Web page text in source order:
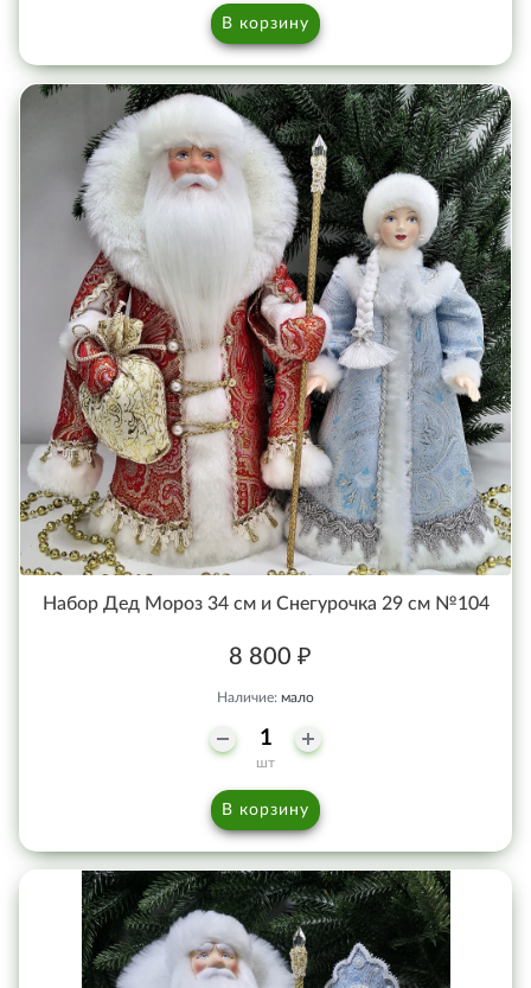
В корзину
Набор Дед Мороз 34 см и Снегурочка 29 см №104
8 800 ₽
Наличие: мало
шт
В корзину